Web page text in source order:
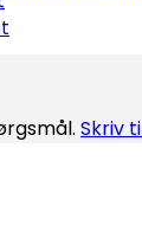
Skriv